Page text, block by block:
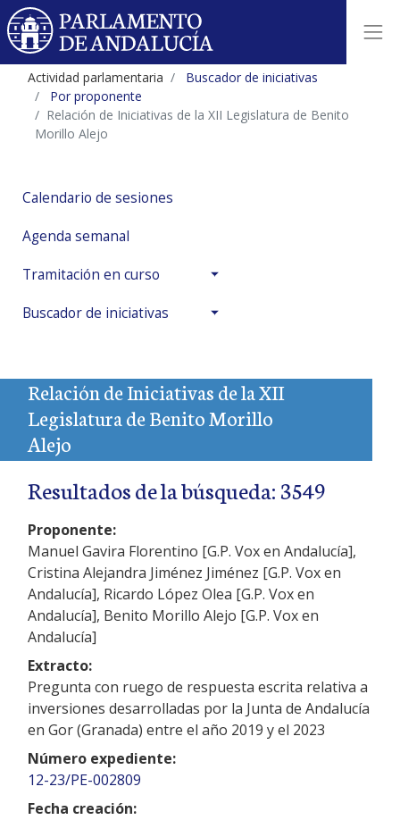
Actividad parlamentaria
Buscador de iniciativas
Por proponente
Relación de Iniciativas de la XII Legislatura de Benito
Morillo Alejo
Calendario de sesiones
Agenda semanal
Tramitación en curso
Buscador de iniciativas
Relación de Iniciativas de la XII
Legislatura de Benito Morillo
Alejo
Resultados de la búsqueda: 3549
Proponente:
Manuel Gavira Florentino [G.P. Vox en Andalucía],
Cristina Alejandra Jiménez Jiménez [G.P. Vox en
Andalucía], Ricardo López Olea [G.P. Vox en
Andalucía], Benito Morillo Alejo [G.P. Vox en
Andalucía]
Extracto:
Pregunta con ruego de respuesta escrita relativa a
inversiones desarrolladas por la Junta de Andalucía
en Gor (Granada) entre el año 2019 y el 2023
Número expediente:
12-23/PE-002809
Fecha creación: